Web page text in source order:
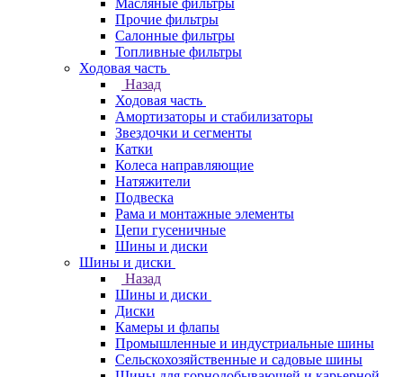
Масляные фильтры
Прочие фильтры
Салонные фильтры
Топливные фильтры
Ходовая часть
Назад
Ходовая часть
Амортизаторы и стабилизаторы
Звездочки и сегменты
Катки
Колеса направляющие
Натяжители
Подвеска
Рама и монтажные элементы
Цепи гусеничные
Шины и диски
Шины и диски
Назад
Шины и диски
Диски
Камеры и флапы
Промышленные и индустриальные шины
Сельскохозяйственные и садовые шины